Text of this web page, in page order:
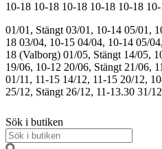
10-18 10-18 10-18 10-18 10-18
01/01, Stängt 03/01, 10-14 05/01,
18 03/04, 10-15 04/04, 10-14 05/
18 (Valborg) 01/05, Stängt 14/05,
19/06, 10-12 20/06, Stängt 21/06,
01/11, 11-15 14/12, 11-15 20/12,
25/12, Stängt 26/12, 11-13.30 31/
Sök i butiken